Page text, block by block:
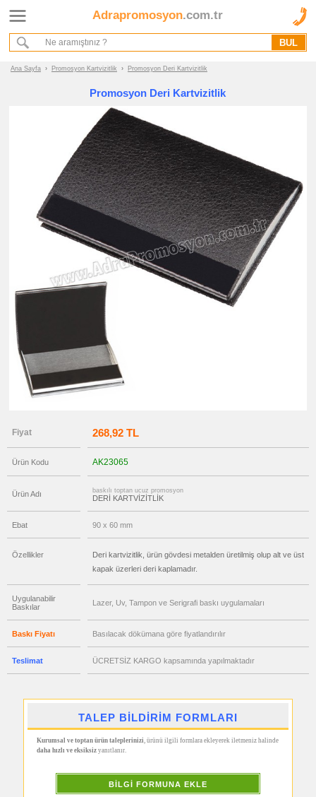
Adrapromosyon.com.tr
Ana Sayfa › Promosyon Kartvizitlik › Promosyon Deri Kartvizitlik
Promosyon Deri Kartvizitlik
Fiyat 268,92 TL
Ürün Kodu AK23065
Ürün Adı baskılı toptan ucuz promosyon
DERİ KARTVİZİTLİK
Ebat 90 x 60 mm
Özellikler
Deri kartvizitlik, ürün gövdesi metalden üretilmiş olup alt ve üst
kapak üzerleri deri kaplamadır.
Uygulanabilir
Baskılar
Lazer, Uv, Tampon ve Serigrafi baskı uygulamaları
Baskı Fiyatı Basılacak dökümana göre fiyatlandırılır
Teslimat ÜCRETSİZ KARGO kapsamında yapılmaktadır
TALEP BİLDİRİM FORMLARI
Kurumsal ve toptan ürün taleplerinizi, ürünü ilgili formlara ekleyerek iletmeniz halinde
daha hızlı ve eksiksizyanıtlanır.
BİLGİ FORMUNA EKLE
Ana Sayfa
Hakkımızda
Kurumsal Hizmet Akışımız
promosyon
Kartvizitlik
promosyon
Metal
Kartvizitlik
promosyon
Deri
Kartvizitlik
Makineli
Kartvizitlik
Kartvizitlik
Masaüstü
Kartvizitlik
Ajanda
Organizer
promosyon
&
promosyon
Ürünler
promosyon
promosyon
Hesap
Makinesi
Makyaj
Manikür
promosyon
Şerit
Metre
Çakı